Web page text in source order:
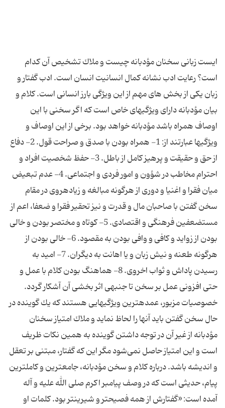
ایست زبانی سخنان مؤدبانه چیست و ملاك تشخیص آن كدام
است؟ رعایت ادب نشانه کمال انسانیت انسان است. ادب گفتار و
زبان یکی از بخش های مهم از این ویژگی بارز انسانی است. كلام و
بیان مؤدبانه دارای ویژگی‎های خاص است که اگر سخنی با این
اوصاف همراه باشد مؤدبانه خواهد بود. برخی از این اوصاف و
ویژگی‎ها عبارتند از: 1- همراه بودن با صدق و صراحت قول. 2- دفاع
از حق و حقیقت و پرهیز كامل از باطل. 3- حفظ شخصیت افراد و
احترام مخاطب در شؤون و امور فردی و اجتماعی. 4- عدم تبعیض
میان فقرا و اغنیا و دوری از هرگونه مبالغه و زیاده‎روی در مقام
سخن گفتن با صاحبان مال و قدرت و نیز تحقیر فقرا و ضعفا، اعم از
مستضعفین فرهنگی و اقتصادی. 5- كوتاه و مختصر بودن و خالی
بودن از زواید و كافی و وافی بودن به مقصود. 6- خالی بودن از
هرگونه طعنه و نیش زبان و یا اهانت به دیگران. 7- امید به
رسیدن پاداش و ثواب اخروی. 8- هماهنگ بودن كلام با عمل و
حتی افزونی عمل بر سخن تا جنبه‎ی اثر بخشی آن آشكار گردد.
خصوصیات مزبور، عمده‎ترین ویژگی‎هایی هستند كه یك گوینده در
حال سخن گفتن باید آنها را لحاظ نماید و ملاك امتیاز سخنان
مؤدبانه از غیر آن در توجه داشتن گوینده به همین نكات ظریف
است و این امتیاز حاصل نمی‌شود مگر این كه گفتار، مبتنی بر تعقل
و اندیشه باشد. درباره‎ كلام و سخن مؤدبانه، جامع‎ترین و كامل‎ترین
پیام، حدیثی است كه در وصف پیامبر اكرم صلی الله علیه و آله
آمده است: «گفتارش از همه فصیح‎تر و شیرین‎تر بود. كلمات او